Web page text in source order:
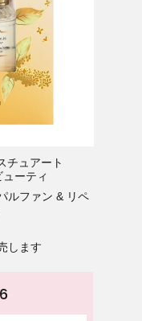
チュアート
ーティ
ルファン & リペ
します